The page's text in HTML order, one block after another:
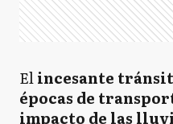
Elincesante
épocas de
impacto de las